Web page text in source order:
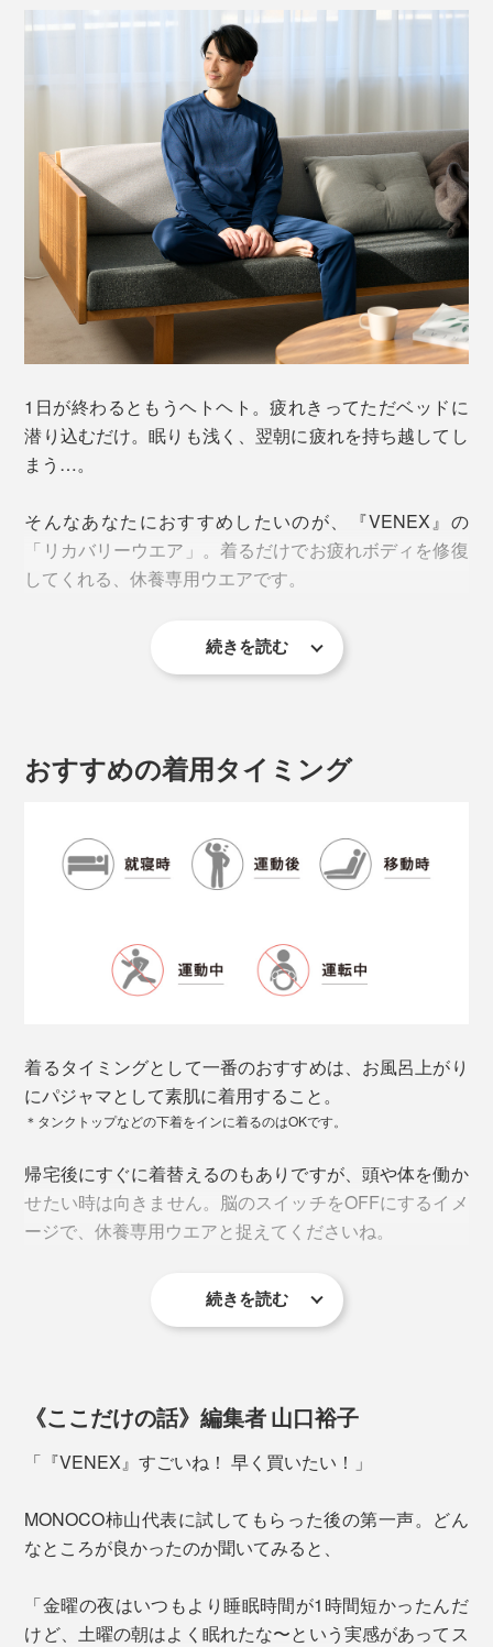
「ハニカムメッシュ」とは、蜂の巣のように立体的な構
造のメッシュ素材のこと。表面積が大きいため、通気性
が抜群。汗をよく吸い、素早く放湿するうえ、水分が逆
戻りせず、ベタつきにくいのが特徴です。
その実力は、品質試験で実証済み。
水分を1秒で吸収
吸水性の試験では、生地に水滴（約0.04ml）を落として
※一般社団法人ボーケンでの吸水性の試験。水滴を落として、表面の鏡面反
射が完全になくなるまでの時間を測定。一般的にスポーツウエアの基準
は、5秒以下とされている。
同混率の別素材に比べて、一度生地が吸収した水分が逆
も生地が肌にまとわりつきにくく快適です。
ユニチカガーメンテック調べ。
水分移行率（％）＝濾紙の重量増加／0.2
素早く汗を吸収したら、素早く放湿して乾きやすいのも
で31.4%減少したという測定結果。ニット素材の速乾性
※ボーケン の蒸散性II法で測定：標準状態で放置した試料とシャーレの質量を測定
（W）し、シャーレに0.1mlの水を滴下し、その上に試料を乗せ、質量を測定
（Wo）する。次に標準状態の試験室に放置し、所定時間ごとの質量を測定
W))×100
1日が終わるともうヘトヘト。疲れきってただベッドに
潜り込むだけ。眠りも浅く、翌朝に疲れを持ち越してし
まう…。
そんなあなたにおすすめしたいのが、『VENEX』の
「リカバリーウエア」。着るだけでお疲れボディを修復
してくれる、休養専用ウエアです。
疲労回復力がグイッと上がる秘密は、『VENEX』オリ
この繊維が発する微弱な電磁波（遠赤外線）が皮膚の感
受センサーに作用。
↓
血行を促進
酸素や栄養素が細胞へ効率よく運ばれる
お疲れボディを修復するという仕組み。
本品は、日本医療機器工業会が定める一般医療機器「家
庭用遠赤外線血行促進用衣」の自主基準
し、届け出 」（※２） を完了しています。
外線血行促進用衣自主基準」について
※２医療機器届出番号：14B3X10040000002)
続きを読む
おすすめの着用タイミング
着るタイミングとして一番のおすすめは、お風呂上がり
にパジャマとして素肌に着用すること。
＊タンクトップなどの下着をインに着るのはOKです。
帰宅後にすぐに着替えるのもありですが、頭や体を働か
せたい時は向きません。脳のスイッチをOFFにするイメ
ージで、休養専用ウエアと捉えてくださいね。
マンスをアップさせることができます。
続きを読む
《ここだけの話》編集者 山口裕子
「『VENEX』すごいね！ 早く買いたい！」
MONOCO柿山代表に試してもらった後の第一声。どん
なところが良かったのか聞いてみると、
「金曜の夜はいつもより睡眠時間が1時間短かったんだ
けど、土曜の朝はよく眠れたな〜という実感があってス